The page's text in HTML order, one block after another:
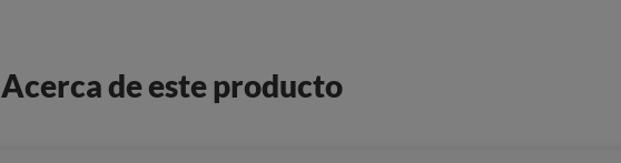
Acerca de este producto